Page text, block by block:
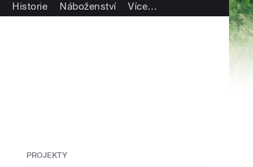
Historie Náboženství Více…
PROJEKTY